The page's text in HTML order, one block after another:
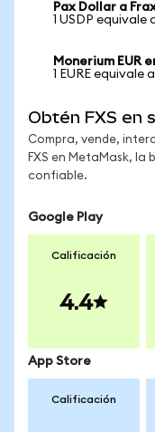
Pax Dollar a
1 USDP equivale
Monerium EUR
1 EURE equivale
Obtén FXS en
Compra, vende,
FXS en MetaMask, la
confiable.
Google Play
Calificación
4.4
App Store
Calificación